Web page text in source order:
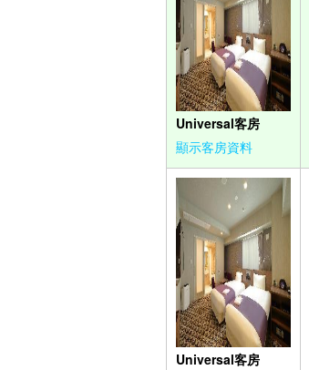
Universal客房
顯示客房資料
Universal客房